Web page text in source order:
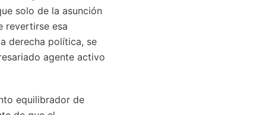
solo de la asunción
revertirse esa
derecha política, se
agente activo
equilibrador de